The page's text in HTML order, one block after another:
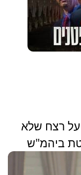
שנים על רצח שלא
ביהמ"ש